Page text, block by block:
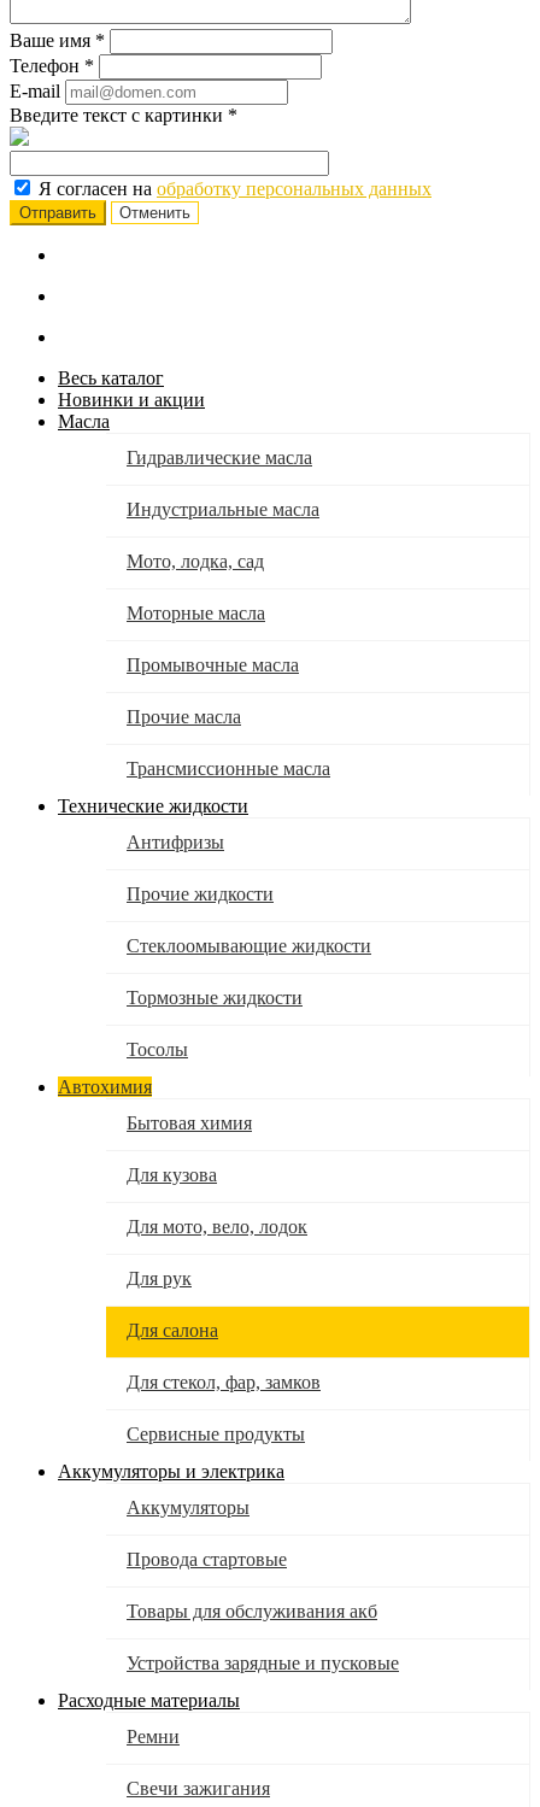
Ваше имя *
Телефон *
E-mail
Введите текст с картинки *
Я согласен на обработку персональных данных
Отменить
Весь каталог
Новинки и акции
Масла
Гидравлические масла
Индустриальные масла
Мото, лодка, сад
Моторные масла
Промывочные масла
Прочие масла
Трансмиссионные масла
Технические жидкости
Антифризы
Прочие жидкости
Стеклоомывающие жидкости
Тормозные жидкости
Тосолы
Автохимия
Бытовая химия
Для кузова
Для мото, вело, лодок
Для рук
Для салона
Для стекол, фар, замков
Сервисные продукты
Аккумуляторы и электрика
Аккумуляторы
Провода стартовые
Товары для обслуживания акб
Устройства зарядные и пусковые
Расходные материалы
Ремни
Свечи зажигания